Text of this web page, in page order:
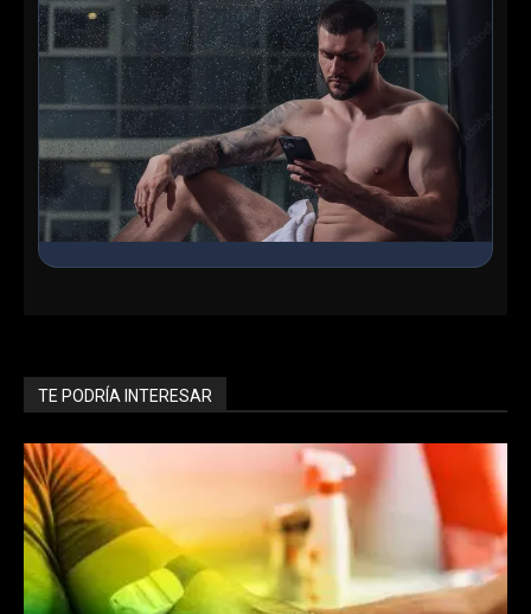
Entrar ahora
TE PODRÍA INTERESAR